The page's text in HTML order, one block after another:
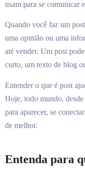
usam para se comunicar
Quando você faz um
uma opinião ou uma
até vender. Um post
curto, um texto de blog
Entender o que é post
Hoje, todo mundo, desde
para aparecer, se
de melhor.
Entenda para